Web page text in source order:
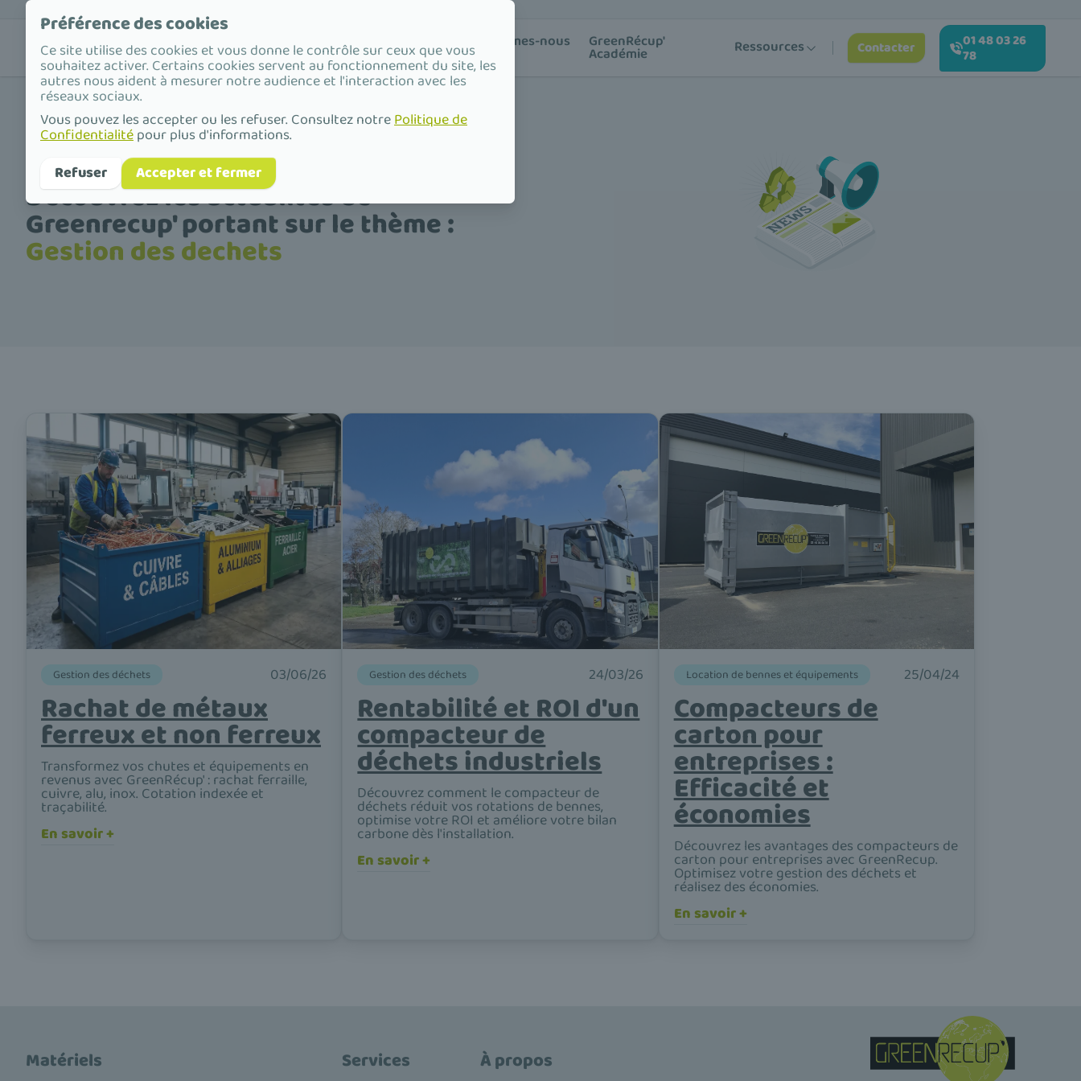
Nos
solutions
Valorisation des
déchets
Qui sommes-nous
?
GreenRécup'
Académie Ressources Contacter 01 48 03 26
78
Accueil tags Gestion des dechets
Découvrez les actualités de
Greenrecup' portant sur le thème :
Gestion des dechets
Gestion des déchets 03/06/26
Rachat de métaux
ferreux et non ferreux
Transformez vos chutes et équipements en
revenus avec GreenRécup' : rachat ferraille,
cuivre, alu, inox. Cotation indexée et
traçabilité.
En savoir +
Gestion des déchets 24/03/26
Rentabilité et ROI d'un
compacteur de
déchets industriels
Découvrez comment le compacteur de
déchets réduit vos rotations de bennes,
optimise votre ROI et améliore votre bilan
carbone dès l'installation.
En savoir +
Location de bennes et équipements 25/04/24
Compacteurs de
carton pour
entreprises :
Efficacité et
économies
Découvrez les avantages des compacteurs de
carton pour entreprises avec GreenRecup.
Optimisez votre gestion des déchets et
réalisez des économies.
En savoir +
Matériels Services À propos
Préférence des cookies
Ce site utilise des cookies et vous donne le contrôle sur ceux que vous
souhaitez activer. Certains cookies servent au fonctionnement du site, les
autres nous aident à mesurer notre audience et l'interaction avec les
réseaux sociaux.
Vous pouvez les accepter ou les refuser. Consultez notrePolitique de
Confidentialitépour plus d'informations.
Refuser
Accepter et fermer